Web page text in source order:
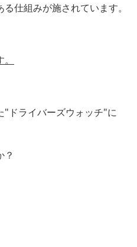
仕組みが施されています。
"ドライバーズウォッチ"に
？